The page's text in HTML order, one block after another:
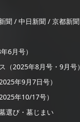
聞 / 中日新聞 / 京都新聞
6月号）
（2025年8月号・9月号）
年9月7日号）
年10/17号）
選び・墓じまい